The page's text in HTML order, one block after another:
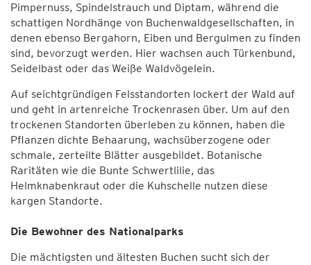
Pimpernuss, Spindelstrauch und Diptam, während die
schattigen Nordhänge von Buchenwaldgesellschaften, in
denen ebenso Bergahorn, Eiben und Bergulmen zu finden
sind, bevorzugt werden. Hier wachsen auch Türkenbund,
Seidelbast oder das Weiße Waldvögelein.
Auf seichtgründigen Felsstandorten lockert der Wald auf
und geht in artenreiche Trockenrasen über. Um auf den
trockenen Standorten überleben zu können, haben die
Pflanzen dichte Behaarung, wachsüberzogene oder
schmale, zerteilte Blätter ausgebildet. Botanische
Raritäten wie die Bunte Schwertlilie, das
Helmknabenkraut oder die Kuhschelle nutzen diese
kargen Standorte.
Die Bewohner des Nationalparks
Die mächtigsten und ältesten Buchen sucht sich der